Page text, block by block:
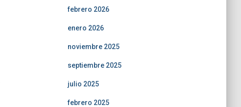
febrero 2026
enero 2026
noviembre 2025
septiembre 2025
julio 2025
febrero 2025